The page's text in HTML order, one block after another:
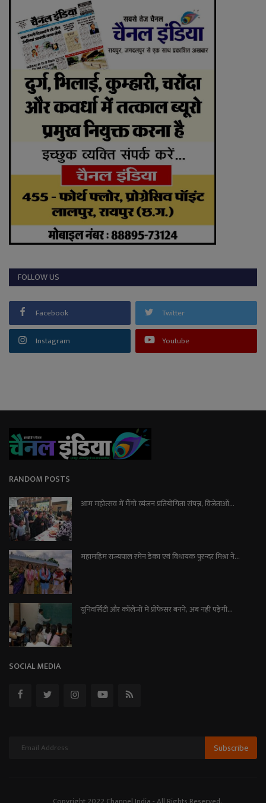
FOLLOW US
Facebook Twitter
Instagram Youtube
RANDOM POSTS
आम महोत्सव में मैंगो व्यंजन प्रतियोगिता संपन्न, विजेताओं...
महामहिम राज्यपाल रमेन डेका एवं विधायक पुरन्दर मिश्रा ने...
यूनिवर्सिटी और कॉलेजों में प्रोफेसर बनने, अब नहीं पड़ेगी...
SOCIAL MEDIA
Subscribe